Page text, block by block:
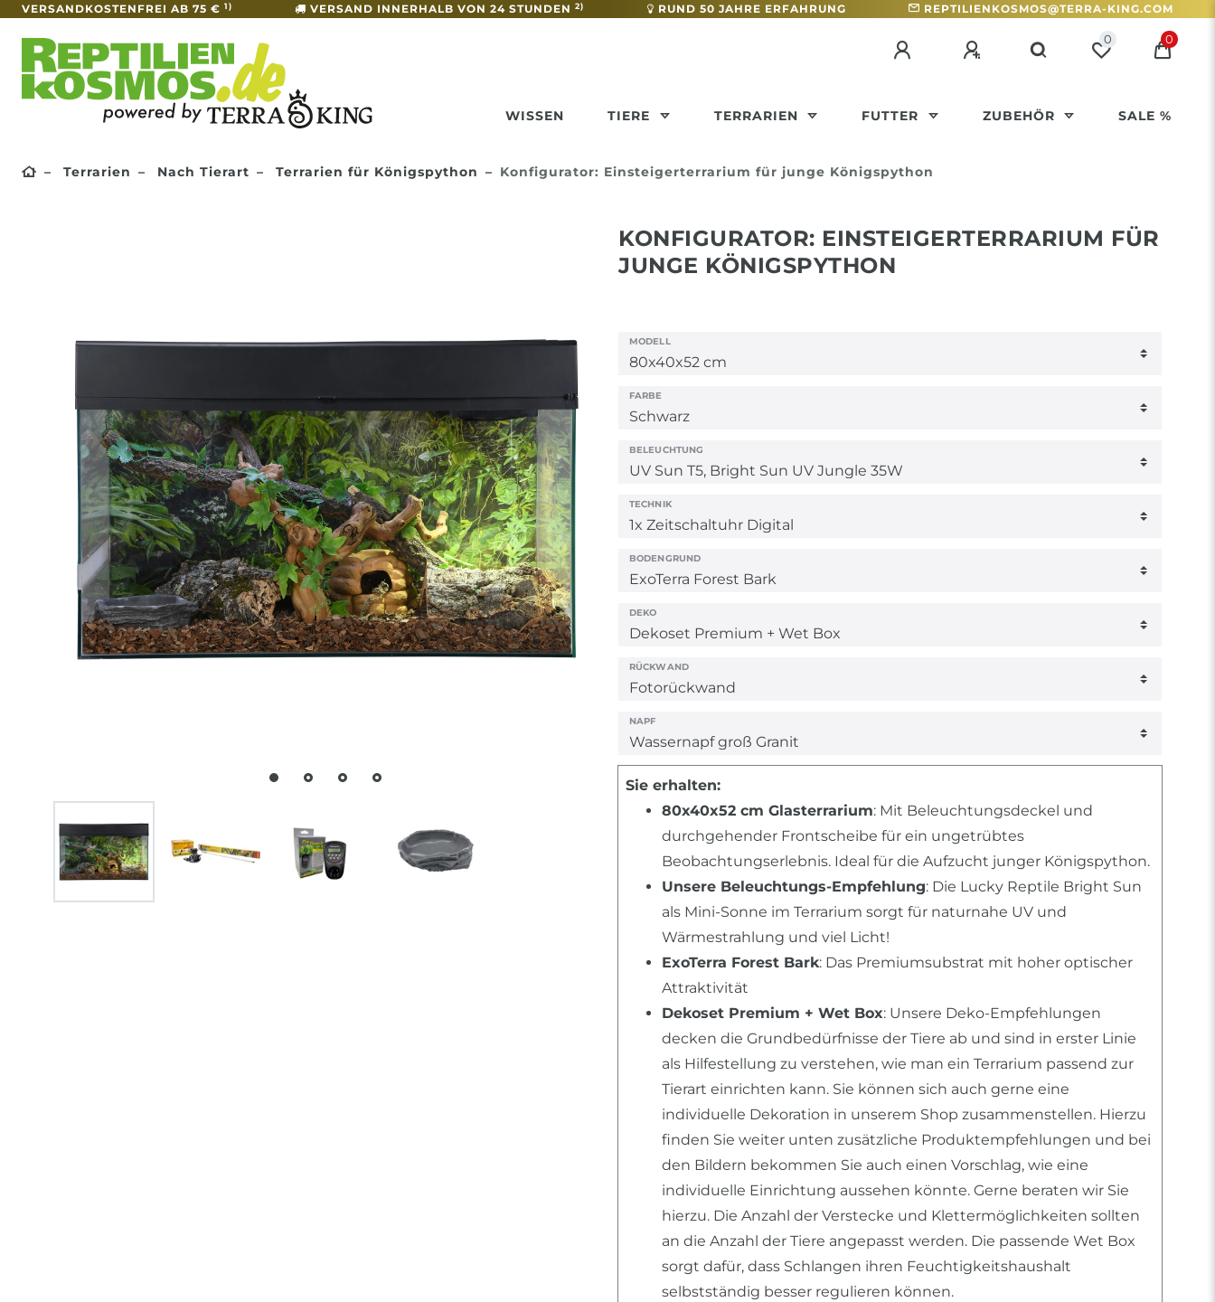
VERSANDKOSTENFREI AB 75 € 1) VERSAND INNERHALB VON 24 STUNDEN 2) RUND 50 JAHRE ERFAHRUNG REPTILIENKOSMOS@TERRA-KING.COM
0 0
WISSEN TIERE TERRARIEN FUTTER ZUBEHÖR SALE %
Terrarien Nach Tierart Terrarien für Königspython Konfigurator: Einsteigerterrarium für junge Königspython
KONFIGURATOR: EINSTEIGERTERRARIUM FÜR
JUNGE KÖNIGSPYTHON
MODELL
FARBE
BELEUCHTUNG
TECHNIK
BODENGRUND
DEKO
RÜCKWAND
NAPF
Sie erhalten:
80x40x52 cm Glasterrarium: Mit Beleuchtungsdeckel und
durchgehender Frontscheibe für ein ungetrübtes
Beobachtungserlebnis. Ideal für die Aufzucht junger Königspython.
Unsere Beleuchtungs-Empfehlung: Die Lucky Reptile Bright Sun
als Mini-Sonne im Terrarium sorgt für naturnahe UV und
Wärmestrahlung und viel Licht!
ExoTerra Forest Bark: Das Premiumsubstrat mit hoher optischer
Attraktivität
Dekoset Premium + Wet Box: Unsere Deko-Empfehlungen
decken die Grundbedürfnisse der Tiere ab und sind in erster Linie
als Hilfestellung zu verstehen, wie man ein Terrarium passend zur
Tierart einrichten kann. Sie können sich auch gerne eine
individuelle Dekoration in unserem Shop zusammenstellen. Hierzu
finden Sie weiter unten zusätzliche Produktempfehlungen und bei
den Bildern bekommen Sie auch einen Vorschlag, wie eine
individuelle Einrichtung aussehen könnte. Gerne beraten wir Sie
hierzu. Die Anzahl der Verstecke und Klettermöglichkeiten sollten
an die Anzahl der Tiere angepasst werden. Die passende Wet Box
sorgt dafür, dass Schlangen ihren Feuchtigkeitshaushalt
selbstständig besser regulieren können.